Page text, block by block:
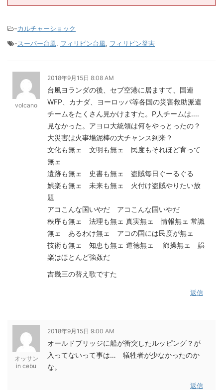
-カルチャーショック
-スーパー台風, フィリピン台風, フィリピン災害
volcano
2018年9月15日 8:08 AM
台風ヨランダの後、セブ空港に居ますて、国連
WFP、カナダ、ヨーロッパ等各国の災害救助派遣
チームをたくさん見かけますた。P人チームは....
見なかった。アヨロ大統領は何をやっとったの？
大災害は火事場泥棒の大チャンス到来？
文化も無ェ 文明も無ェ 民度もそれほど育って
無ェ
遺跡も無ェ 史書も無ェ 盗賊毎日ぐーるぐる
娯楽も無ェ 未来も無ェ 火付け盗賊やりたい放
題
アコこんな国いやだ アコこんな国いやだ
秩序も無ェ 法理も無ェ 真実無ェ 情報無ェ 常識
無ェ あるわけ無ェ アコの国には民度が無ェ
技術も無ェ 知恵も無ェ 道徳無ェ 節操無ェ 娯
楽はほとんど強姦だ
吉幾三の替え歌ですた
返信
オッサン
in cebu
2018年9月15日 9:00 AM
オールドブリッジに船が衝突したルッピング？が
入ってないって事は… 犠牲者が少なかったのか
な。
返信